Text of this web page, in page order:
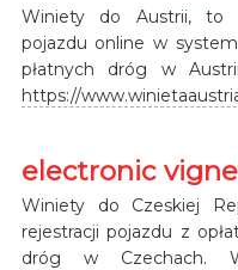
Winiety do Austrii, to
pojazdu online w
płatnych dróg w
https://
electronic
Winiety do Czeskiej
rejestracji pojazdu z
dróg w Czechach.